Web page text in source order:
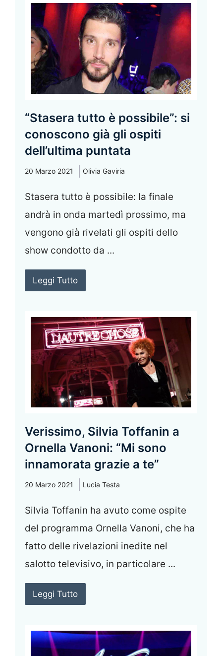
“Stasera tutto è possibile”: si
conoscono già gli ospiti
dell’ultima puntata
20 Marzo 2021 Olivia Gaviria
Stasera tutto è possibile: la finale
andrà in onda martedì prossimo, ma
vengono già rivelati gli ospiti dello
show condotto da ...
Leggi Tutto
Verissimo, Silvia Toffanin a
Ornella Vanoni: “Mi sono
innamorata grazie a te”
20 Marzo 2021 Lucia Testa
Silvia Toffanin ha avuto come ospite
del programma Ornella Vanoni, che ha
fatto delle rivelazioni inedite nel
salotto televisivo, in particolare ...
Leggi Tutto